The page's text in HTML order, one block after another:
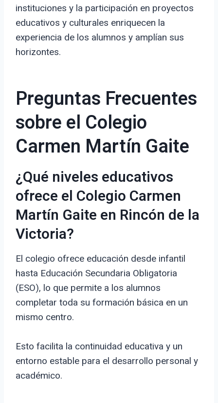
instituciones y la participación en proyectos
educativos y culturales enriquecen la
experiencia de los alumnos y amplían sus
horizontes.
Preguntas Frecuentes
sobre el Colegio
Carmen Martín Gaite
¿Qué niveles educativos
ofrece el Colegio Carmen
Martín Gaite en Rincón de la
Victoria?
El colegio ofrece educación desde infantil
hasta Educación Secundaria Obligatoria
(ESO), lo que permite a los alumnos
completar toda su formación básica en un
mismo centro.
Esto facilita la continuidad educativa y un
entorno estable para el desarrollo personal y
académico.